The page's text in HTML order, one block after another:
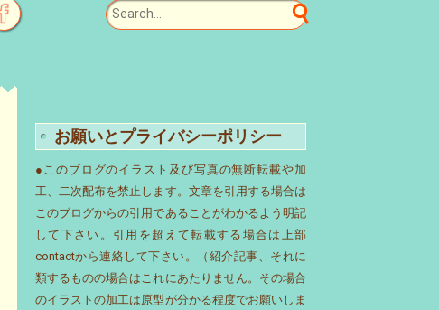
お願いとプライバシーポリシー
●このブログのイラスト及び写真の無断転載や加
工、二次配布を禁止します。文章を引用する場合は
このブログからの引用であることがわかるよう明記
して下さい。引用を超えて転載する場合は上部
contactから連絡して下さい。（紹介記事、それに
類するものの場合はこれにあたりません。その場合
のイラストの加工は原型が分かる程度でお願いしま